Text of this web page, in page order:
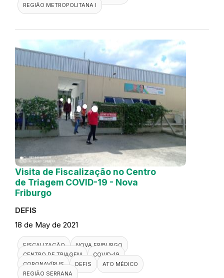
REGIÃO METROPOLITANA I
Visita de Fiscalização no Centro
de Triagem COVID-19 - Nova
Friburgo
DEFIS
18 de May de 2021
FISCALIZAÇÃO
NOVA FRIBURGO
CENTRO DE TRIAGEM
COVID-19
CORONAVÍRUS
DEFIS
ATO MÉDICO
REGIÃO SERRANA